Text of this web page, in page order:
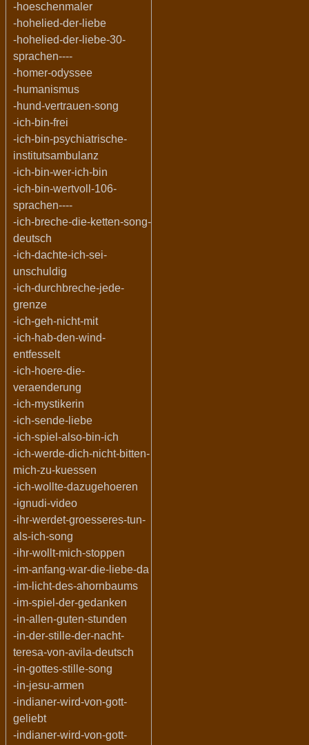
-hoeschenmaler
-hohelied-der-liebe
-hohelied-der-liebe-30-
sprachen----
-homer-odyssee
-humanismus
-hund-vertrauen-song
-ich-bin-frei
-ich-bin-psychiatrische-
institutsambulanz
-ich-bin-wer-ich-bin
-ich-bin-wertvoll-106-
sprachen----
-ich-breche-die-ketten-song-
deutsch
-ich-dachte-ich-sei-
unschuldig
-ich-durchbreche-jede-
grenze
-ich-geh-nicht-mit
-ich-hab-den-wind-
entfesselt
-ich-hoere-die-
veraenderung
-ich-mystikerin
-ich-sende-liebe
-ich-spiel-also-bin-ich
-ich-werde-dich-nicht-bitten-
mich-zu-kuessen
-ich-wollte-dazugehoeren
-ignudi-video
-ihr-werdet-groesseres-tun-
als-ich-song
-ihr-wollt-mich-stoppen
-im-anfang-war-die-liebe-da
-im-licht-des-ahornbaums
-im-spiel-der-gedanken
-in-allen-guten-stunden
-in-der-stille-der-nacht-
teresa-von-avila-deutsch
-in-gottes-stille-song
-in-jesu-armen
-indianer-wird-von-gott-
geliebt
-indianer-wird-von-gott-